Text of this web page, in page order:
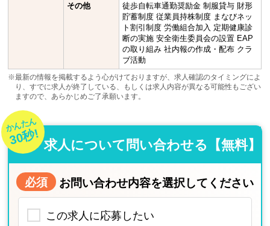
その他
徒歩自転車通勤奨励金 制服貸与 財形
貯蓄制度 従業員持株制度 まなびネッ
ト割引制度 労働組合加入 定期健康診
断の実施 安全衛生委員会の設置 EAP
の取り組み 社内報の作成・配布 クラ
ブ活動
※最新の情報を掲載するよう心がけておりますが、求人確認のタイミングによ
り、すでに求人が終了している、もしくは求人内容が異なる可能性もござい
ますので、あらかじめご了承願います。
かんたん
30秒! 求人について問い合わせる【無料】
必須 お問い合わせ内容を選択してください
この求人に応募したい